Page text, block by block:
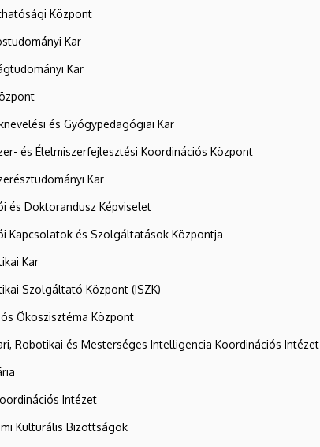
Központ
Kar
Kar
és Gyógypedagógiai Kar
és Élelmiszerfejlesztési Koordinációs Központ
Kar
és Doktorandusz Képviselet
Kapcsolatok és Szolgáltatások Központja
Kar
Szolgáltató Központ (ISZK)
Ökoszisztéma Központ
Robotikai és Mesterséges Intelligencia Koordinációs Intézet
Intézet
Kulturális Bizottságok